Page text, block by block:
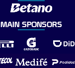
MAIN SPONSORS